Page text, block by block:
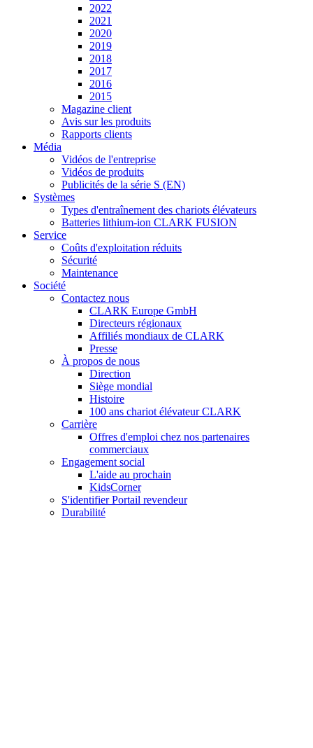
2022
2021
2020
2019
2018
2017
2016
2015
Magazine client
Avis sur les produits
Rapports clients
Média
Vidéos de l'entreprise
Vidéos de produits
Publicités de la série S (EN)
Systèmes
Types d'entraînement des chariots élévateurs
Batteries lithium-ion CLARK FUSION
Service
Coûts d'exploitation réduits
Sécurité
Maintenance
Société
Contactez nous
CLARK Europe GmbH
Directeurs régionaux
Affiliés mondiaux de CLARK
Presse
À propos de nous
Direction
Siège mondial
Histoire
100 ans chariot élévateur CLARK
Carrière
Offres d'emploi chez nos partenaires
commerciaux
Engagement social
L'aide au prochain
KidsCorner
S'identifier Portail revendeur
Durabilité